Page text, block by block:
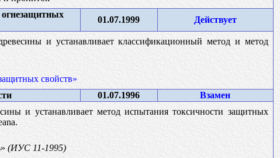
01.07.1999 Действует
и устанавливает классификационный метод и метод
свойств»
01.07.1996
Взамен
и устанавливает метод испытания токсичности защитных
(ИУС 11-1995)